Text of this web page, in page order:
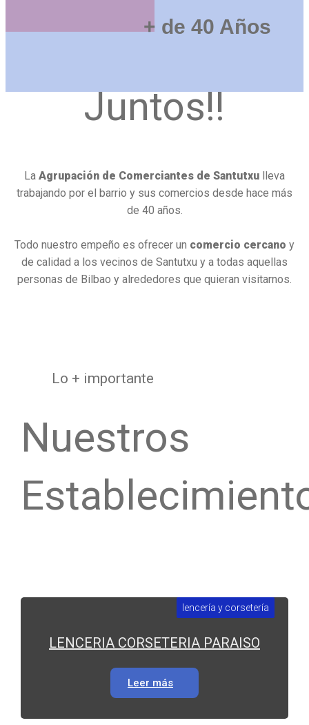
+ de 40 Años
Juntos!!
La Agrupación de Comerciantes de Santutxu lleva
trabajando por el barrio y sus comercios desde hace más
de 40 años.
Todo nuestro empeño es ofrecer un comercio cercano y
de calidad a los vecinos de Santutxu y a todas aquellas
personas de Bilbao y alrededores que quieran visitarnos.
Lo + importante
Nuestros
lencería y corsetería
LENCERIA CORSETERIA PARAISO
Leer más